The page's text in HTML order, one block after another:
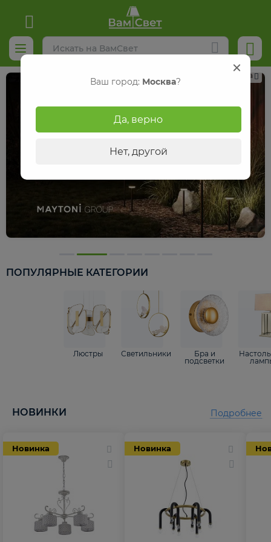
Реклама
ПОПУЛЯРНЫЕ КАТЕГОРИИ
Люстры Светильники
Бра и
подсветки
НОВИНКИ
Новинка Новинка
Подробнее
Ваш город: Москва?
Да, верно
Нет, другой